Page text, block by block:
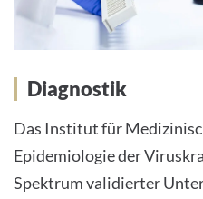
Diagnostik
Das Institut für
Epidemiologie der
Spektrum validierter